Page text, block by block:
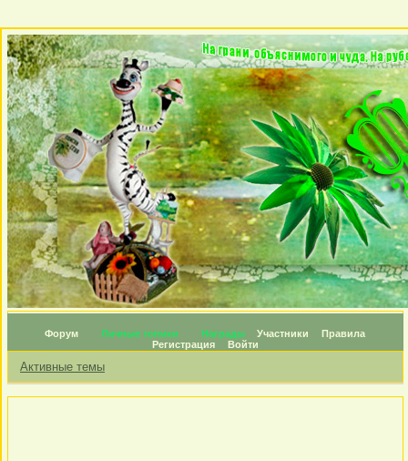
Форум Личные топики Награды Участники
Правила
Регистрация
Войти
Активные темы